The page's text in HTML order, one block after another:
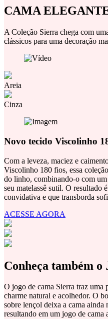
CAMA
A Coleção Sierra chega com
clássicos para uma decoração
Areia
Cinza
Novo tecido Viscolinho
Com a leveza, maciez e
Viscolinho 180 fios, essa coleção
do linho, combinando-o com
seu matelassê sutil. O resultado
convidativa e que transborda
ACESSE AGORA
Conheça também o
O jogo de cama Sierra traz uma
charme natural e acolhedor. O
sobre lençol deixa a cama ainda
resultando em um jogo de cama